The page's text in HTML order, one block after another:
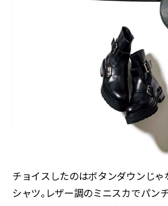
チョイスしたのはボタンダウンじ
シャツ。レザー調のミニスカでパン